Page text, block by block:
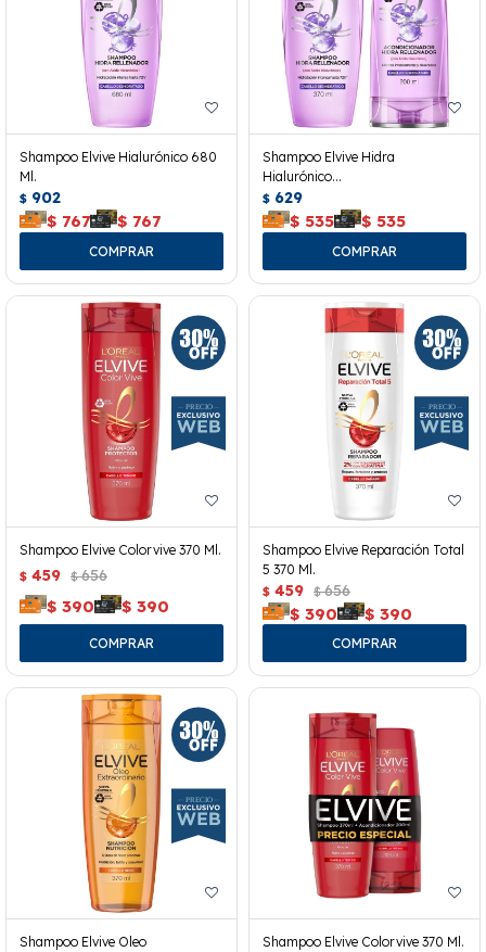
Shampoo Elvive Hialurónico 680
Ml.
$ 902
$ 767 $ 767
Shampoo Elvive Hidra
Hialurónico
370ml+acondicionador 200ml
$ 629
$ 535 $ 535
Shampoo Elvive Colorvive 370 Ml.
$ 459 $ 656
$ 390 $ 390
Shampoo Elvive Reparación Total
5 370 Ml.
$ 459 $ 656
$ 390 $ 390
Shampoo Elvive Oleo
Shampoo Elvive Colorvive 370 Ml.